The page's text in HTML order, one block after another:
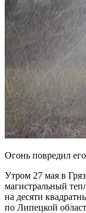
Огонь повредил
Утром 27 мая в
магистральный
на десяти
по Липецкой